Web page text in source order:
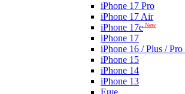
iPhone 17 Pro
iPhone 17 Air
iPhone 17e New
iPhone 17
iPhone 16 / Plus /
iPhone 15
iPhone 14
iPhone 13